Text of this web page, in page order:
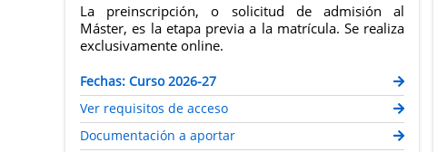
La preinscripción, o solicitud de admisión al
Máster, es la etapa previa a la matrícula. Se realiza
exclusivamente online.
Fechas: Curso 2026-27
Ver requisitos de acceso
Documentación a aportar